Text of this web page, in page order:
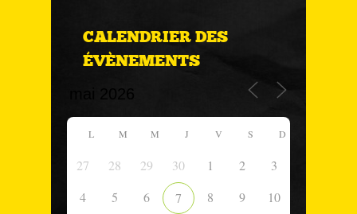
CALENDRIER DES
ÉVÈNEMENTS
L M M J V S D
27 28 29 30 1 2
3
4
5 6 7 8 9 10